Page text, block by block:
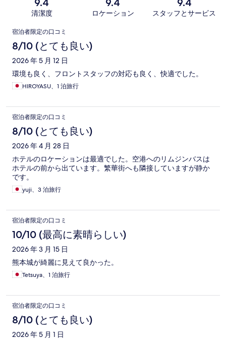
清潔度 ロケーション スタッフとサービス
口
コ
ミ
宿泊者限定の口コミ
8/10 (とても良い)
2026 年 5 月 12 日
環境も良く、フロントスタッフの対応も良く、快適でした。
HIROYASU、1 泊旅行
宿泊者限定の口コミ
8/10 (とても良い)
2026 年 4 月 28 日
ホテルのロケーションは最適でした。空港へのリムジンバスは
ホテルの前から出ています。繁華街へも隣接していますが静か
です。
yuji、3 泊旅行
宿泊者限定の口コミ
10/10 (最高に素晴らしい)
2026 年 3 月 15 日
熊本城が綺麗に見えて良かった。
Tetsuya、1 泊旅行
宿泊者限定の口コミ
8/10 (とても良い)
2026 年 5 月 1 日